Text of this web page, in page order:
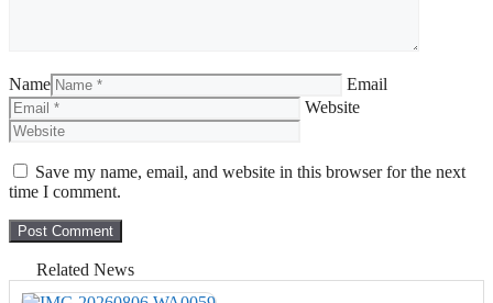
Name
Email
Website
Save my name, email, and website in this browser for the next
time I comment.
Related News